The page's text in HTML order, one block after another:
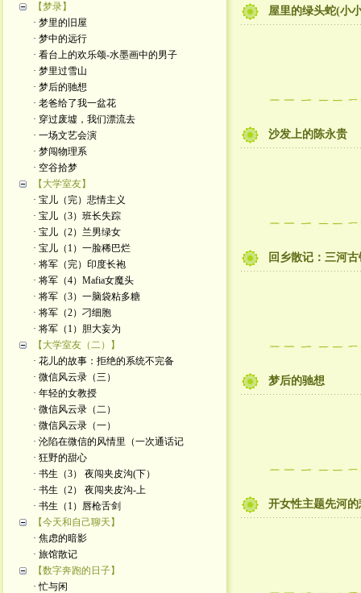
【梦录】
· 梦里的旧屋
· 梦中的远行
· 看台上的欢乐颂-水墨画中的男子
· 梦里过雪山
· 梦后的驰想
· 老爸给了我一盆花
· 穿过废墟，我们漂流去
· 一场文艺会演
· 梦闯物理系
· 空谷拾梦
【大学室友】
· 宝儿（完）悲情主义
· 宝儿（3）班长失踪
· 宝儿（2）兰男绿女
· 宝儿（1）一脸稀巴烂
· 将军（完）印度长袍
· 将军（4）Mafia女魔头
· 将军（3）一脑袋粘多糖
· 将军（2）刁细胞
· 将军（1）胆大妄为
【大学室友（二）】
· 花儿的故事：拒绝的系统不完备
· 微信风云录（三）
· 年轻的女教授
· 微信风云录（二）
· 微信风云录（一）
· 沦陷在微信的风情里（一次通话记
· 狂野的甜心
· 书生（3） 夜闯夹皮沟(下）
· 书生（2） 夜闯夹皮沟-上
· 书生（1）唇枪舌剑
【今天和自己聊天】
· 焦虑的暗影
· 旅馆散记
【数字奔跑的日子】
· 忙与闲
屋里的绿头蛇(小
沙发上的陈永贵
回乡散记：三河古
梦后的驰想
开女性主题先河